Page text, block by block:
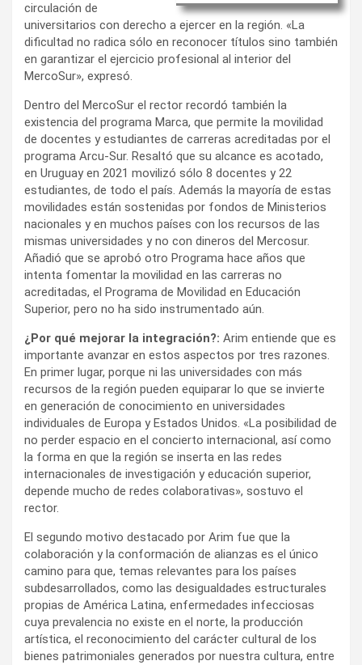
circulación de
universitarios con derecho a ejercer en la región. «La
dificultad no radica sólo en reconocer títulos sino también
en garantizar el ejercicio profesional al interior del
MercoSur», expresó.
Dentro del MercoSur el rector recordó también la
existencia del programa Marca, que permite la movilidad
de docentes y estudiantes de carreras acreditadas por el
programa Arcu-Sur. Resaltó que su alcance es acotado,
en Uruguay en 2021 movilizó sólo 8 docentes y 22
estudiantes, de todo el país. Además la mayoría de estas
movilidades están sostenidas por fondos de Ministerios
nacionales y en muchos países con los recursos de las
mismas universidades y no con dineros del Mercosur.
Añadió que se aprobó otro Programa hace años que
intenta fomentar la movilidad en las carreras no
acreditadas, el Programa de Movilidad en Educación
Superior, pero no ha sido instrumentado aún.
¿Por qué mejorar la integración?: Arim entiende que es
importante avanzar en estos aspectos por tres razones.
En primer lugar, porque ni las universidades con más
recursos de la región pueden equiparar lo que se invierte
en generación de conocimiento en universidades
individuales de Europa y Estados Unidos. «La posibilidad de
no perder espacio en el concierto internacional, así como
la forma en que la región se inserta en las redes
internacionales de investigación y educación superior,
depende mucho de redes colaborativas», sostuvo el
rector.
El segundo motivo destacado por Arim fue que la
colaboración y la conformación de alianzas es el único
camino para que, temas relevantes para los países
subdesarrollados, como las desigualdades estructurales
propias de América Latina, enfermedades infecciosas
cuya prevalencia no existe en el norte, la producción
artística, el reconocimiento del carácter cultural de los
bienes patrimoniales generados por nuestra cultura, entre